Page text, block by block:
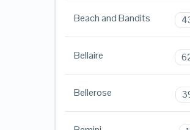
Beach and Bandits
Bellaire
Bellerose